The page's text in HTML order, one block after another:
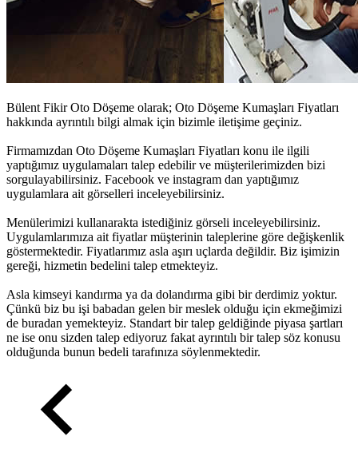
Bülent Fikir Oto Döşeme olarak; Oto Döşeme Kumaşları Fiyatları
hakkında ayrıntılı bilgi almak için bizimle iletişime geçiniz.
Firmamızdan Oto Döşeme Kumaşları Fiyatları konu ile ilgili
yaptığımız uygulamaları talep edebilir ve müşterilerimizden bizi
sorgulayabilirsiniz. Facebook ve instagram dan yaptığımız
uygulamlara ait görselleri inceleyebilirsiniz.
Menülerimizi kullanarakta istediğiniz görseli inceleyebilirsiniz.
Uygulamlarımıza ait fiyatlar müşterinin taleplerine göre değişkenlik
göstermektedir. Fiyatlarımız asla aşırı uçlarda değildir. Biz işimizin
gereği, hizmetin bedelini talep etmekteyiz.
Asla kimseyi kandırma ya da dolandırma gibi bir derdimiz yoktur.
Çünkü biz bu işi babadan gelen bir meslek olduğu için ekmeğimizi
de buradan yemekteyiz. Standart bir talep geldiğinde piyasa şartları
ne ise onu sizden talep ediyoruz fakat ayrıntılı bir talep söz konusu
olduğunda bunun bedeli tarafınıza söylenmektedir.